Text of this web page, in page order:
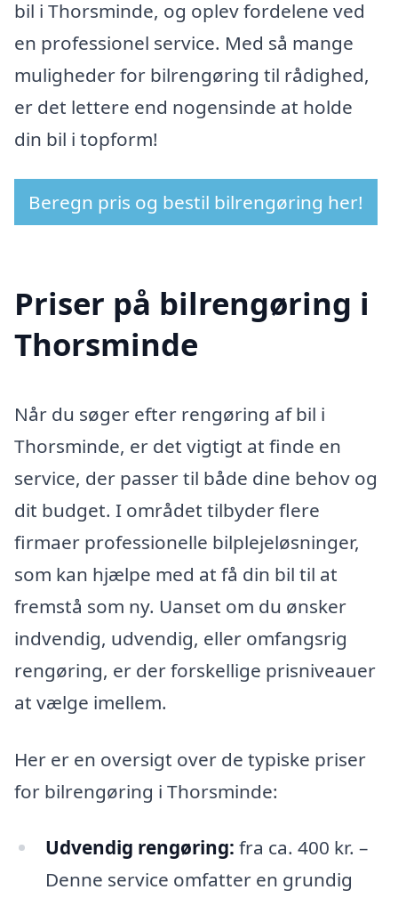
bil i Thorsminde, og oplev fordelene ved
en professionel service. Med så mange
muligheder for bilrengøring til rådighed,
er det lettere end nogensinde at holde
din bil i topform!
Beregn pris og bestil bilrengøring her!
Priser på bilrengøring i
Thorsminde
Når du søger efter rengøring af bil i
Thorsminde, er det vigtigt at finde en
service, der passer til både dine behov og
dit budget. I området tilbyder flere
firmaer professionelle bilplejeløsninger,
som kan hjælpe med at få din bil til at
fremstå som ny. Uanset om du ønsker
indvendig, udvendig, eller omfangsrig
rengøring, er der forskellige prisniveauer
at vælge imellem.
Her er en oversigt over de typiske priser
for bilrengøring i Thorsminde:
Udvendig rengøring: fra ca. 400 kr. –
Denne service omfatter en grundig